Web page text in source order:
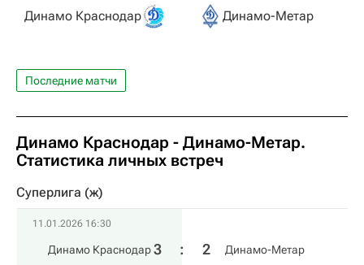
Динамо Краснодар Динамо-Метар
Последние матчи
Динамо Краснодар - Динамо-Метар.
Статистика личных встреч
Суперлига (ж)
11.01.2026 16:30
Динамо Краснодар3 : 2 Динамо-Метар